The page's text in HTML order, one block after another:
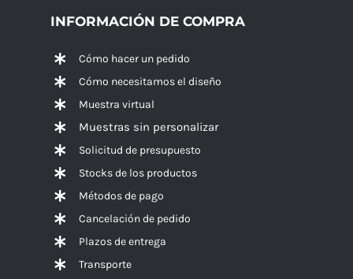
INFORMACIÓN DE COMPRA
Cómo hacer un pedido
Cómo necesitamos el diseño
Muestra virtual
Muestras sin personalizar
Solicitud de presupuesto
Stocks de los productos
Métodos de pago
Cancelación de pedido
Plazos de entrega
Transporte